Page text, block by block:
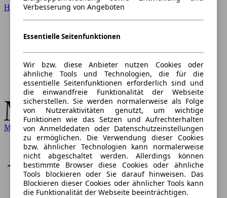
Hyundai
Mercedes-Benz
Verbesserung von Angeboten
Essentielle Seitenfunktionen
Wir bzw. diese Anbieter nutzen Cookies oder
ähnliche Tools und Technologien, die für die
essentielle Seitenfunktionen erforderlich sind und
die einwandfreie Funktionalität der Webseite
sicherstellen. Sie werden normalerweise als Folge
von Nutzeraktivitäten genutzt, um wichtige
Funktionen wie das Setzen und Aufrechterhalten
von Anmeldedaten oder Datenschutzeinstellungen
zu ermöglichen. Die Verwendung dieser Cookies
bzw. ähnlicher Technologien kann normalerweise
nicht abgeschaltet werden. Allerdings können
bestimmte Browser diese Cookies oder ähnliche
Tools blockieren oder Sie darauf hinweisen. Das
Blockieren dieser Cookies oder ähnlicher Tools kann
die Funktionalität der Webseite beeinträchtigen.